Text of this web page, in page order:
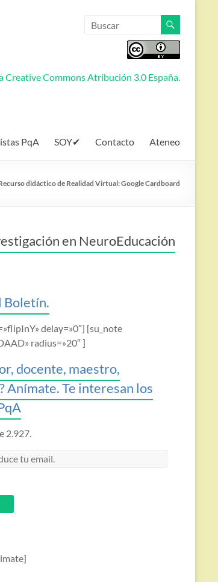
Creative Commons Atribución 3.0 España.
PqA SOY✔ Contacto Ateneo
didáctico de Realidad Virtual: Google Cardboard
en NeuroEducación
Boletín.
delay=»0″] [su_note
radius=»20″ ]
docente, maestro,
Anímate. Te interesan los
2.927.